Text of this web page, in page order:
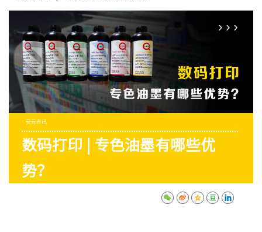
· 安元资讯
数码打印 | 专色油墨有哪些优
势？